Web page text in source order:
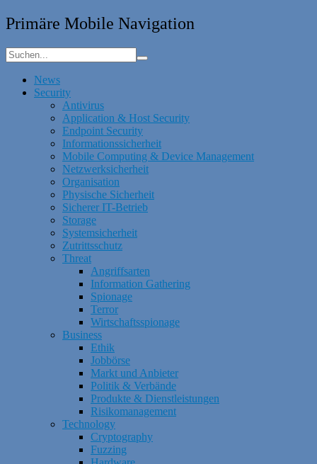
Primäre Mobile Navigation
News
Security
Antivirus
Application & Host Security
Endpoint Security
Informationssicherheit
Mobile Computing & Device Management
Netzwerksicherheit
Organisation
Physische Sicherheit
Sicherer IT-Betrieb
Storage
Systemsicherheit
Zutrittsschutz
Threat
Angriffsarten
Information Gathering
Spionage
Terror
Wirtschaftsspionage
Business
Ethik
Jobbörse
Markt und Anbieter
Politik & Verbände
Produkte & Dienstleistungen
Risikomanagement
Technology
Cryptography
Fuzzing